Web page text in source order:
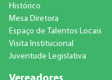
Histórico
Mesa Diretora
Espaço de Talentos Locais
Visita Institucional
Juventude Legislativa